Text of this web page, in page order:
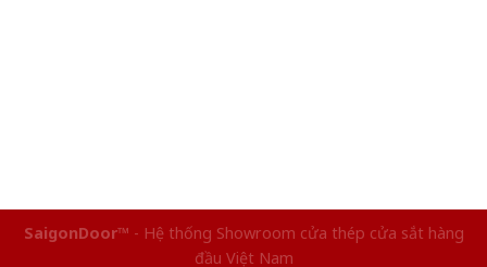
SaigonDoor™ - Hệ thống Showroom cửa thép cửa sắt hàng
đầu Việt Nam